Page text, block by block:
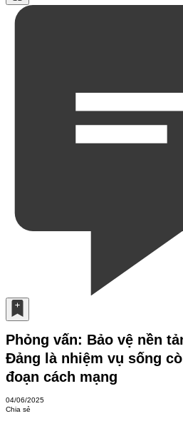
Phỏng vấn: Bảo vệ nền
Đảng là nhiệm vụ sống
đoạn cách mạng
04/06/2025
Chia sẻ